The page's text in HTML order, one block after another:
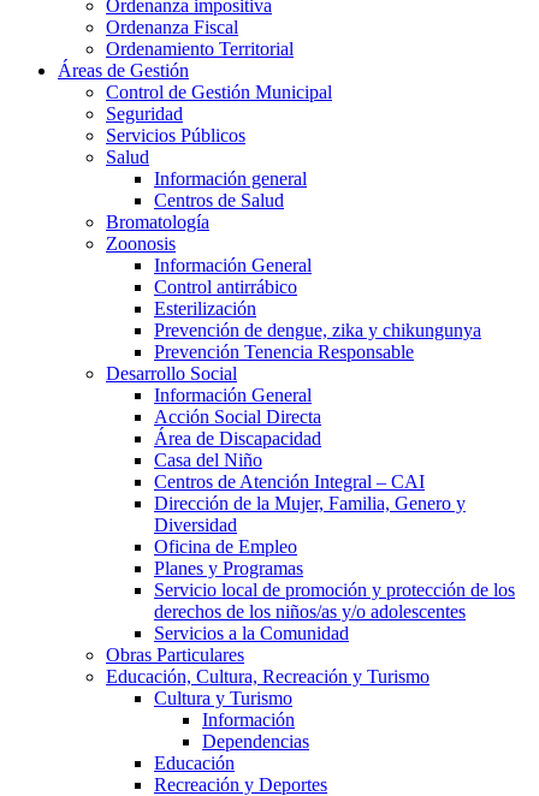
Ordenanza impositiva
Ordenanza Fiscal
Ordenamiento Territorial
Áreas de Gestión
Control de Gestión Municipal
Seguridad
Servicios Públicos
Salud
Información general
Centros de Salud
Bromatología
Zoonosis
Información General
Control antirrábico
Esterilización
Prevención de dengue, zika y chikungunya
Prevención Tenencia Responsable
Desarrollo Social
Información General
Acción Social Directa
Área de Discapacidad
Casa del Niño
Centros de Atención Integral – CAI
Dirección de la Mujer, Familia, Genero y
Diversidad
Oficina de Empleo
Planes y Programas
Servicio local de promoción y protección de los
derechos de los niños/as y/o adolescentes
Servicios a la Comunidad
Obras Particulares
Educación, Cultura, Recreación y Turismo
Cultura y Turismo
Información
Dependencias
Educación
Recreación y Deportes